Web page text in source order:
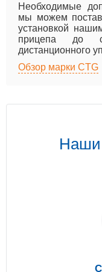
Необходимые
мы можем
установкой
прицепа до
дистанционного
Обзор марки CTG
Наши